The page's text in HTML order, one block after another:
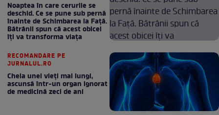
Noaptea în care cerurile se
deschid. Ce se pune sub pernă
înainte de Schimbarea la Față.
Bătrânii spun că acest obicei
îți va transforma viața
RECOMANDARE PE
JURNALUL.RO
Cheia unei vieți mai lungi,
ascunsă într-un organ ignorat
de medicină zeci de ani